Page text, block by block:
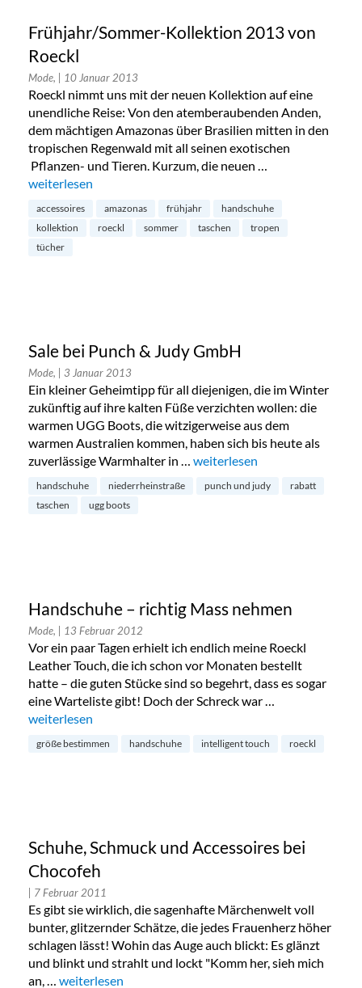
Frühjahr/Sommer-Kollektion 2013 von
Roeckl
Mode, | 10 Januar 2013
Roeckl nimmt uns mit der neuen Kollektion auf eine
unendliche Reise: Von den atemberaubenden Anden,
dem mächtigen Amazonas über Brasilien mitten in den
tropischen Regenwald mit all seinen exotischen
Pflanzen- und Tieren. Kurzum, die neuen …
„Frühjahr/Sommer-Kollektion 2013 von Roeckl“
weiterlesen
accessoires amazonas frühjahr
handschuhe
kollektion
roeckl sommer taschen
tropen
tücher
Sale bei Punch & Judy GmbH
Mode, | 3 Januar 2013
Ein kleiner Geheimtipp für all diejenigen, die im Winter
zukünftig auf ihre kalten Füße verzichten wollen: die
warmen UGG Boots, die witzigerweise aus dem
warmen Australien kommen, haben sich bis heute als
zuverlässige Warmhalter in … „Sale bei Punch & Judy GmbH“
weiterlesen
handschuhe niederrheinstraße punch und judy
rabatt
taschen
ugg boots
Handschuhe – richtig Mass nehmen
Mode, | 13 Februar 2012
Vor ein paar Tagen erhielt ich endlich meine Roeckl
Leather Touch, die ich schon vor Monaten bestellt
hatte – die guten Stücke sind so begehrt, dass es sogar
eine Warteliste gibt! Doch der Schreck war …
„Handschuhe – richtig Mass nehmen“
weiterlesen
größe bestimmen handschuhe intelligent touch roeckl
Schuhe, Schmuck und Accessoires bei
Chocofeh
| 7 Februar 2011
Es gibt sie wirklich, die sagenhafte Märchenwelt voll
bunter, glitzernder Schätze, die jedes Frauenherz höher
schlagen lässt! Wohin das Auge auch blickt: Es glänzt
und blinkt und strahlt und lockt "Komm her, sieh mich
an, … „Schuhe, Schmuck und Accessoires bei Chocofeh“
weiterlesen